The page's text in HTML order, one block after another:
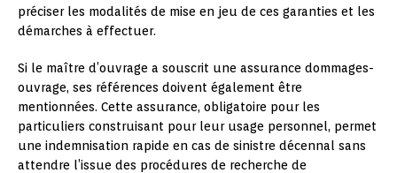
préciser les modalités de mise en jeu de ces garanties et les
démarches à effectuer.
Si le maître d’ouvrage a souscrit une assurance dommages-
ouvrage, ses références doivent également être
mentionnées. Cette assurance, obligatoire pour les
particuliers construisant pour leur usage personnel, permet
une indemnisation rapide en cas de sinistre décennal sans
attendre l’issue des procédures de recherche de